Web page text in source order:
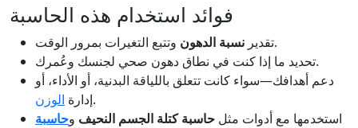
فوائد استخدام هذه الحاسبة
تقدير نسبة الدهون
وتتبع التغيرات بمرور الوقت.
تحديد ما إذا كنت في نطاق دهون صحي لجنسك وعُمرك.
دعم أهدافك—سواء كانت تتعلق باللياقة البدنية، أو الأداء، أو
إدارة الوزن
.
استخدمها مع أدوات مثل حاسبة كتلة الجسم النحيف وحاسبة